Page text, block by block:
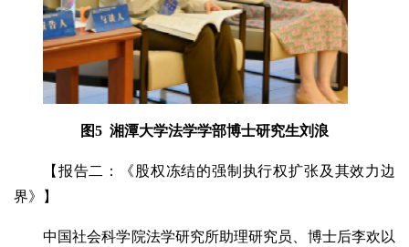
图5 湘潭大学法学学部博士研究生刘浪
【报告二：《股权冻结的强制执行权扩张及其效力边
界》】
中国社会科学院法学研究所助理研究员、博士后李欢以